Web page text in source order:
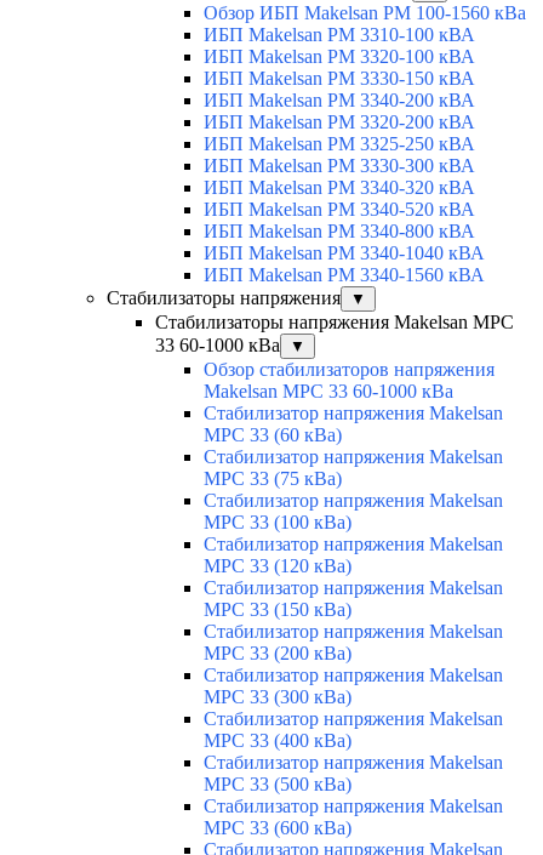
Обзор ИБП Makelsan PM 100-1560 кВа
ИБП Makelsan PM 3310-100 кВА
ИБП Makelsan PM 3320-100 кВА
ИБП Makelsan PM 3330-150 кВА
ИБП Makelsan PM 3340-200 кВА
ИБП Makelsan PM 3320-200 кВА
ИБП Makelsan PM 3325-250 кВА
ИБП Makelsan PM 3330-300 кВА
ИБП Makelsan PM 3340-320 кВА
ИБП Makelsan PM 3340-520 кВА
ИБП Makelsan PM 3340-800 кВА
ИБП Makelsan PM 3340-1040 кВА
ИБП Makelsan PM 3340-1560 кВА
Стабилизаторы напряжения
▼
Стабилизаторы напряжения Makelsan MPC
33 60-1000 кВа
▼
Обзор стабилизаторов напряжения
Makelsan MPC 33 60-1000 кВа
Стабилизатор напряжения Makelsan
MPC 33 (60 кВа)
Стабилизатор напряжения Makelsan
MPC 33 (75 кВа)
Стабилизатор напряжения Makelsan
MPC 33 (100 кВа)
Стабилизатор напряжения Makelsan
MPC 33 (120 кВа)
Стабилизатор напряжения Makelsan
MPC 33 (150 кВа)
Стабилизатор напряжения Makelsan
MPC 33 (200 кВа)
Стабилизатор напряжения Makelsan
MPC 33 (300 кВа)
Стабилизатор напряжения Makelsan
MPC 33 (400 кВа)
Стабилизатор напряжения Makelsan
MPC 33 (500 кВа)
Стабилизатор напряжения Makelsan
MPC 33 (600 кВа)
Стабилизатор напряжения Makelsan